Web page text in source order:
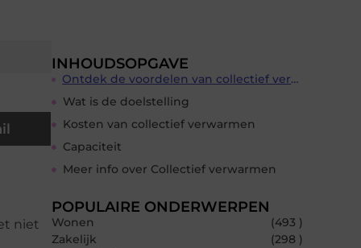
niet
INHOUDSOPGAVE
Ontdek de voordelen van collectief verwarmen
Wat is de doelstelling
Kosten van collectief verwarmen
Capaciteit
Meer info over Collectief verwarmen
POPULAIRE ONDERWERPEN
Wonen
(493 )
Zakelijk
(298 )